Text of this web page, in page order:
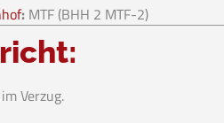
: MTF (BHH 2 MTF-2)
Verzug.